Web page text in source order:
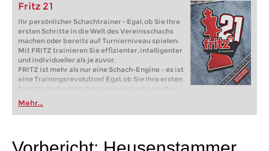
Fritz 21
Ihr persönlicher Schachtrainer - Egal, ob Sie Ihre
ersten Schritte in die Welt des Vereinsschachs
machen oder bereits auf Turnierniveau spielen:
Mit FRITZ trainieren Sie effizienter, intelligenter
und individueller als je zuvor.
FRITZ ist mehr als nur eine Schach-Engine – es ist
eine Trainingsrevolution! Egal, ob Sie Ihre ersten
Schritte in die Welt des Vereinsschachs machen
oder bereits auf Turnierniveau spielen: Mit
FRITZ trainieren Sie effizienter, intelligenter und
individueller als je zuvor.
Mehr...